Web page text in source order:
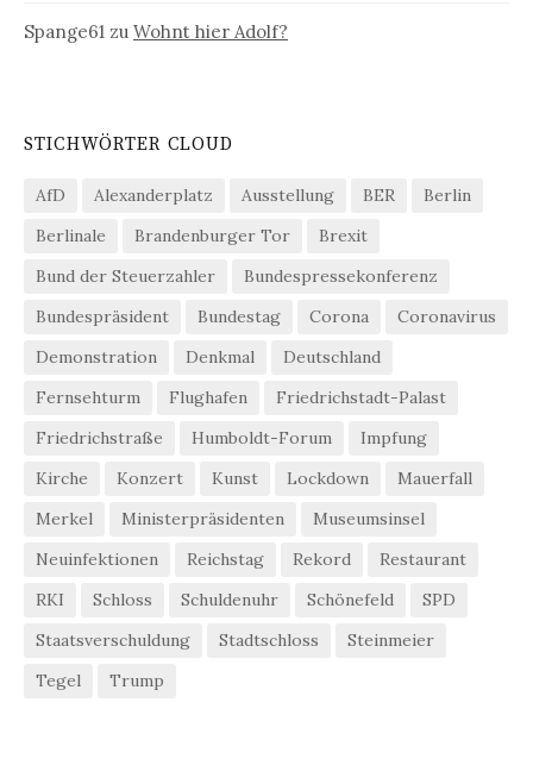
Spange61 zu Wohnt hier Adolf?
STICHWÖRTER CLOUD
AfD Alexanderplatz Ausstellung BER
Berlin
Berlinale
Brandenburger Tor
Brexit
Bund der Steuerzahler
Bundespressekonferenz
Bundespräsident
Bundestag Corona
Coronavirus
Demonstration
Denkmal
Deutschland
Fernsehturm
Flughafen
Friedrichstadt-Palast
Friedrichstraße
Humboldt-Forum
Impfung
Kirche
Konzert Kunst Lockdown
Mauerfall
Merkel
Ministerpräsidenten
Museumsinsel
Neuinfektionen
Reichstag Rekord
Restaurant
RKI
Schloss Schuldenuhr Schönefeld
SPD
Staatsverschuldung
Stadtschloss
Steinmeier
Tegel
Trump